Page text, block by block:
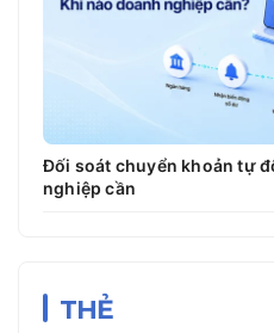
Đối soát chuyển khoản tự
nghiệp cần
THẺ